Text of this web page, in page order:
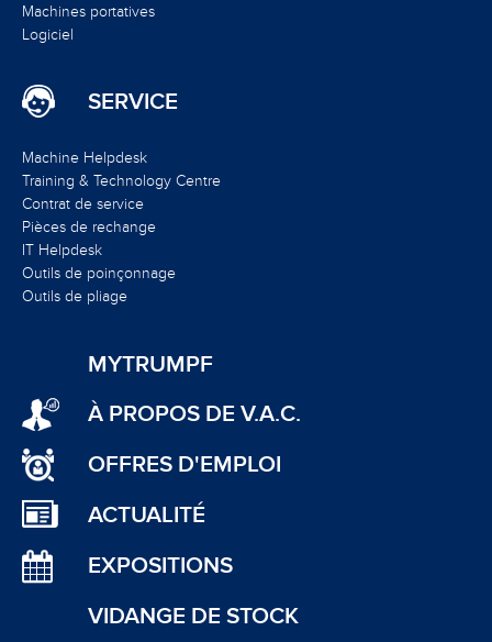
Machines portatives
Logiciel
SERVICE
Machine Helpdesk
Training & Technology Centre
Contrat de service
Pièces de rechange
IT Helpdesk
Outils de poinçonnage
Outils de pliage
MYTRUMPF
À PROPOS DE V.A.C.
OFFRES D'EMPLOI
ACTUALITÉ
EXPOSITIONS
VIDANGE DE STOCK